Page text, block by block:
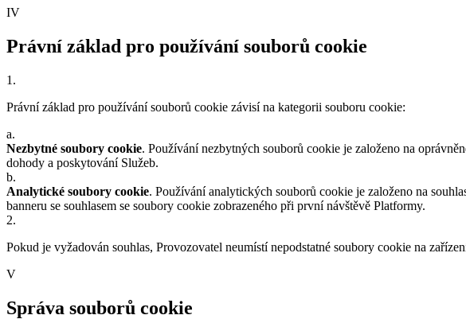
IV
Právní základ pro používání souborů cookie
1 .
Právní základ pro používání souborů cookie závisí na kategorii souboru cookie:
a.
Nezbytné soubory cookie. Používání nezbytných souborů cookie je založeno na
dohody a poskytování Služeb.
b.
Analytické soubory cookie. Používání analytických souborů cookie je založeno na
banneru se souhlasem se soubory cookie zobrazeného při první návštěvě Platformy.
2.
Pokud je vyžadován souhlas, Provozovatel neumístí nepodstatné soubory cookie na
V
Správa souborů cookie